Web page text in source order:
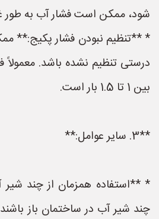
شود، ممکن است فشار آب به طور
* **تنظیم نبودن فشار پکیج:**
درستی تنظیم نشده باشد. معمولاً
بین 1 تا 1.5 بار است.
**3. سایر عوامل:**
* **استفاده همزمان از چند شیر
چند شیر آب در ساختمان باز